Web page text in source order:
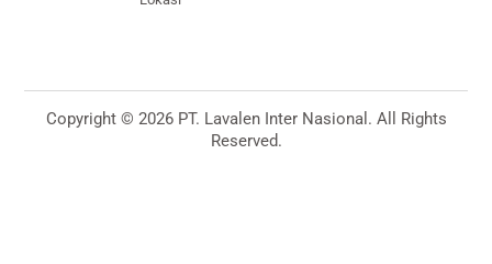
Copyright © 2026 PT. Lavalen Inter Nasional. All Rights
Reserved.